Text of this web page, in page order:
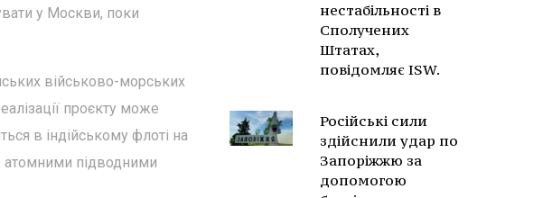
у Москви, поки
військово-морських
проєкту може
в індійському флоті на
атомними підводними
нестабільності в
Сполучених
Штатах,
повідомляє ISW.
Російські сили
здійснили удар по
Запоріжжю за
допомогою